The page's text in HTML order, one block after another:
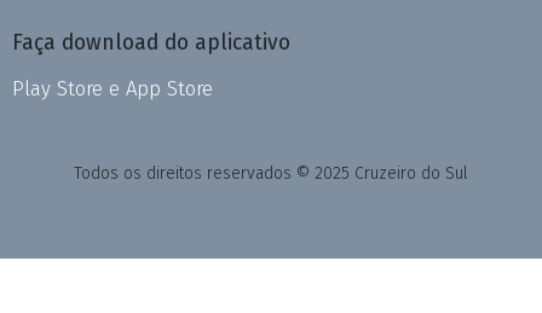
Faça download do aplicativo
Play Store e App Store
Todos os direitos reservados © 2025 Cruzeiro do Sul